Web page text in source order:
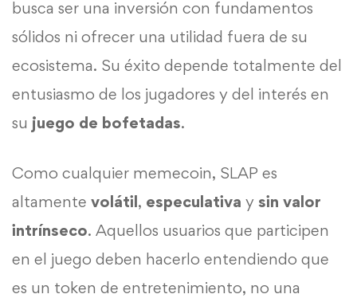
busca ser una inversión con fundamentos
sólidos ni ofrecer una utilidad fuera de su
ecosistema. Su éxito depende totalmente del
entusiasmo de los jugadores y del interés en
su juego de bofetadas.
Como cualquier memecoin, SLAP es
altamente volátil, especulativa y sin valor
intrínseco. Aquellos usuarios que participen
en el juego deben hacerlo entendiendo que
es un token de entretenimiento, no una